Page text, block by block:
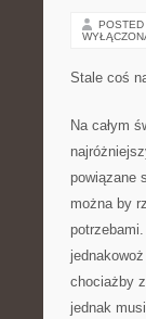
POSTED
Stale coś
Na całym
powiązane
można by
chociażby
jednak